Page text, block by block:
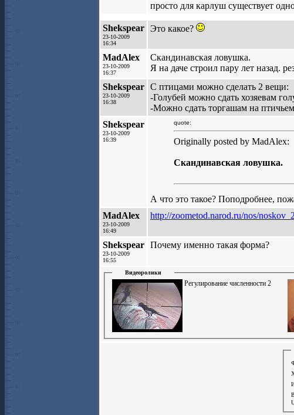
просто для карлуш существует
Shekspear
23-10-2009
16:34
Это какое?
MadAlex
23-10-2009
16:37
Скандинавская ловушка.
Я на даче строил пару лет назад.
Shekspear
23-10-2009
16:38
С птицами можно сделать 2 вещи:
-Голубей можно сдать хозяевам
-Можно сдать торгашам на
Shekspear
23-10-2009
16:39
quote:
Originally posted by MadAlex:
Скандинавская ловушка.
А что это такое? Поподробнее,
MadAlex
23-10-2009
16:49
http://zoometod.narod.ru/nos/
Shekspear
23-10-2009
16:55
Почему именно такая форма?
Видеоролики
Регулирование численности 2